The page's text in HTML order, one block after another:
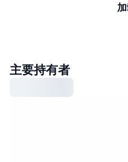
主要持有者